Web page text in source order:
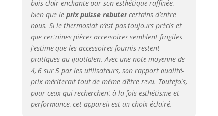
ans produit 2: Le
gaufrier iconique
fidèle aux modèles
de 1956 produit 2:
Des plaques
interchangeables
pour un nettoyage
et un démontage
facile
bois clair enchante par son esthétique raffinée,
bien que le prix puisse rebutercertains d’entre
nous. Si le thermostat n’est pas toujours précis et
que certaines pièces accessoires semblent fragiles,
j’estime que les accessoires fournis restent
pratiques au quotidien. Avec une note moyenne de
4, 6 sur 5 par les utilisateurs, son rapport qualité-
prix mériterait tout de même d’être revu. Toutefois,
pour ceux qui recherchent à la fois esthétisme et
performance, cet appareil est un choix éclairé.